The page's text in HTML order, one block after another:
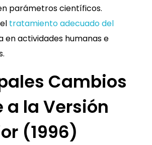
parámetros científicos.
tratamiento adecuado del
en actividades humanas e
Cambios
a la Versión
(1996)